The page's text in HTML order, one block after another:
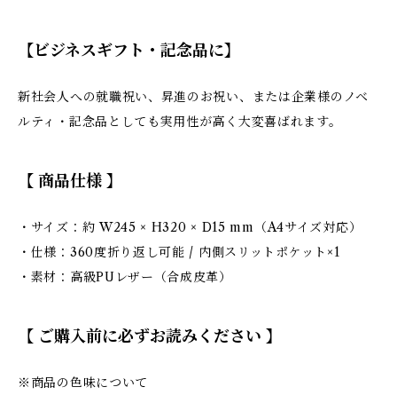
【ビジネスギフト・記念品に】
新社会人への就職祝い、昇進のお祝い、または企業様のノベ
ルティ・記念品としても実用性が高く大変喜ばれます。
【 商品仕様 】
・サイズ：約 W245 × H320 × D15 mm（A4サイズ対応）
・仕様：360度折り返し可能 / 内側スリットポケット×1
・素材：高級PUレザー（合成皮革）
【 ご購入前に必ずお読みください 】
※商品の色味について